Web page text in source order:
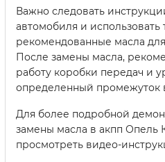
Важно следовать
автомобиля и использовать
рекомендованные масла
После замены масла,
работу коробки передач и
определенный промежуток
Для более подробной
замены масла в акпп Опель
просмотреть видео-